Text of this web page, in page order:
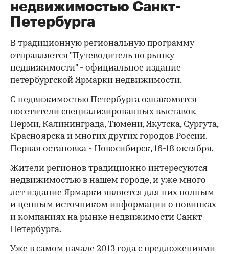
недвижимостью Санкт-
Петербурга
В традиционную региональную программу
отправляется "Путеводитель по рынку
недвижимости" - официальное издание
петербургской Ярмарки недвижимости.
С недвижимостью Петербурга ознакомятся
посетители специализированных выставок
Перми, Калининграда, Тюмени, Якутска, Сургута,
Красноярска и многих других городов России.
Первая остановка - Новосибирск, 16-18 октября.
Жители регионов традиционно интересуются
недвижимостью в нашем городе, и уже много
лет издание Ярмарки является для них полным
и ценным источником информации о новинках
и компаниях на рынке недвижимости Санкт-
Петербурга.
Уже в самом начале 2013 года с предложениями